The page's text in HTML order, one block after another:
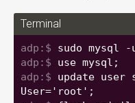
Terminal
sudo mysql
use mysql;
update user
User='root';